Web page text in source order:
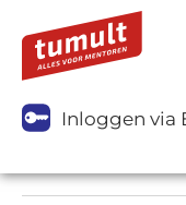
Inloggen via